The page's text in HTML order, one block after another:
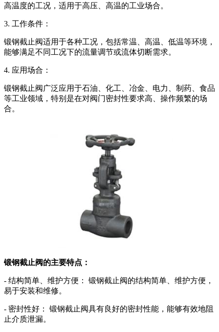
高温度的工况，适用于高压、高温的工业场合。
3. 工作条件：
锻钢截止阀适用于各种工况，包括常温、高温、低温等环境，
能够满足不同工况下的流量调节或流体切断需求。
4. 应用场合：
锻钢截止阀广泛应用于石油、化工、冶金、电力、制药、食品
等工业领域，特别是在对阀门密封性要求高、操作频繁的场
合。
锻钢截止阀的主要特点：
- 结构简单、维护方便： 锻钢截止阀的结构简单、维护方便，
易于安装和维修。
- 密封性好： 锻钢截止阀具有良好的密封性能，能够有效地阻
止介质泄漏。